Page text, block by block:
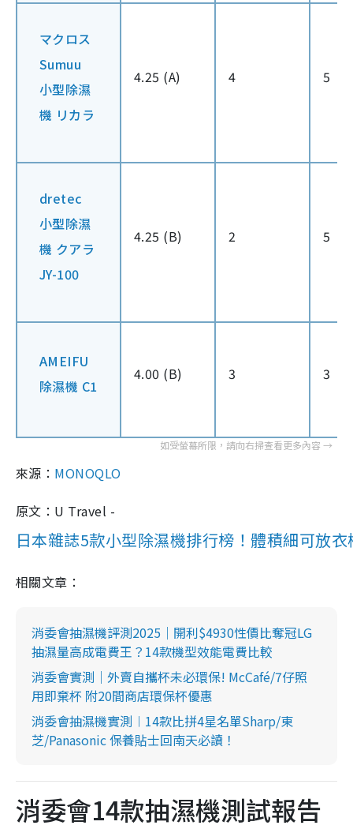
マクロス
Sumuu
小型除濕
機 リカラ
4.25 (A) 4 5
dretec
小型除濕
機 クアラ
JY-100
4.25 (B) 2 5
AMEIFU
除濕機 C1
4.00 (B) 3 3
來源： MONOQLO
原文：U Travel -
日本雜誌5款小型除濕機排行榜！體積細可放
相關文章：
消委會抽濕機評測2025｜開利$4930性價比奪冠LG
抽濕量高成電費王？14款機型效能電費比較
消委會實測｜外賣自攜杯未必環保! McCafé/7仔照
用即棄杯 附20間商店環保杯優惠
消委會抽濕機實測︱14款比拼4星名單Sharp/東
芝/Panasonic 保養貼士回南天必讀！
消委會14款抽濕機測試報告